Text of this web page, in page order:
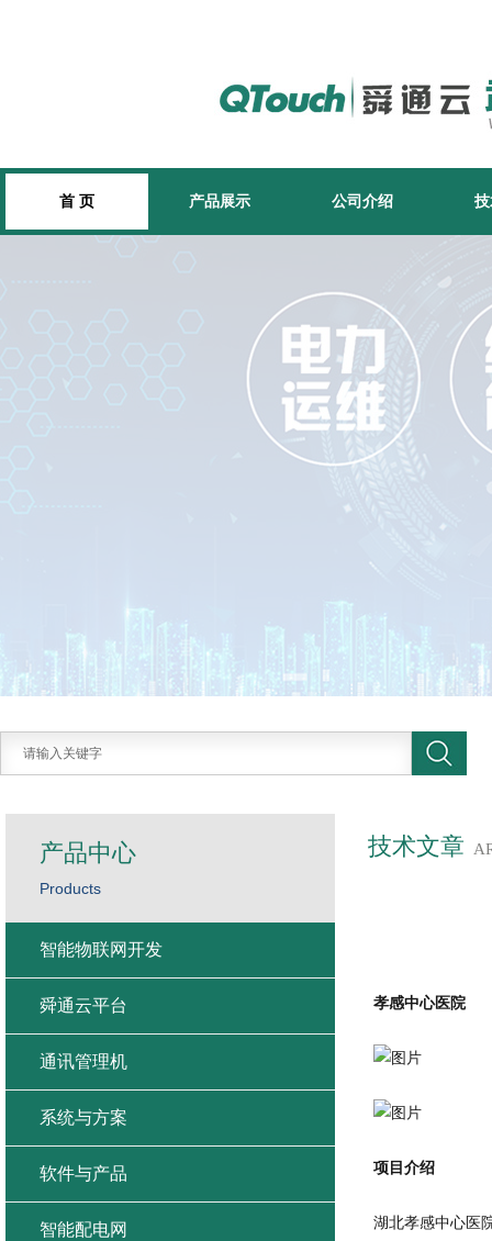
首 页 产品展示 公司介绍
技术文章
孝感中心医院
项目介绍
湖北孝感中心医
产品中心
Products
智能物联网开发
舜通云平台
通讯管理机
系统与方案
软件与产品
智能配电网